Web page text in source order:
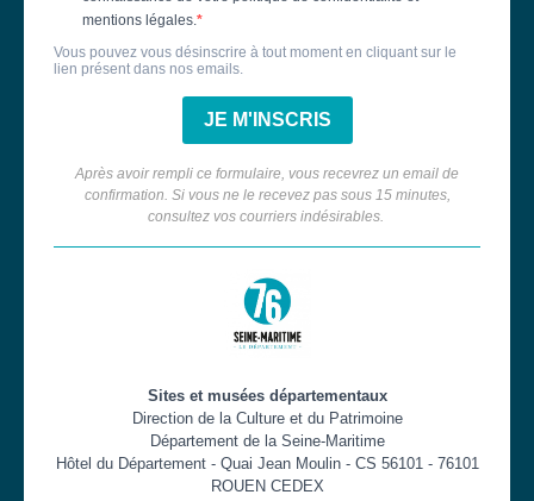
mentions légales.
Vous pouvez vous désinscrire à tout moment en cliquant sur le
lien présent dans nos emails.
JE M'INSCRIS
Après avoir rempli ce formulaire, vous recevrez un email de
confirmation. Si vous ne le recevez pas sous 15 minutes,
consultez vos courriers indésirables.
Sites et musées départementaux
Direction de la Culture et du Patrimoine
Département de la Seine-Maritime
Hôtel du Département - Quai Jean Moulin - CS 56101 - 76101
ROUEN CEDEX